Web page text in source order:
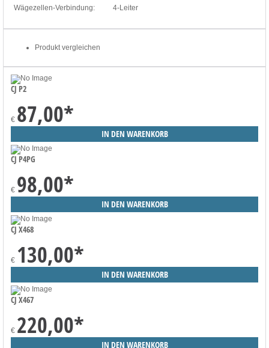
Wägezellen-Verbindung:
4-Leiter
Produkt vergleichen
CJ P2
€ 87,00*
CJ P4PG
€ 98,00*
CJ X468
€ 130,00*
CJ X467
€ 220,00*